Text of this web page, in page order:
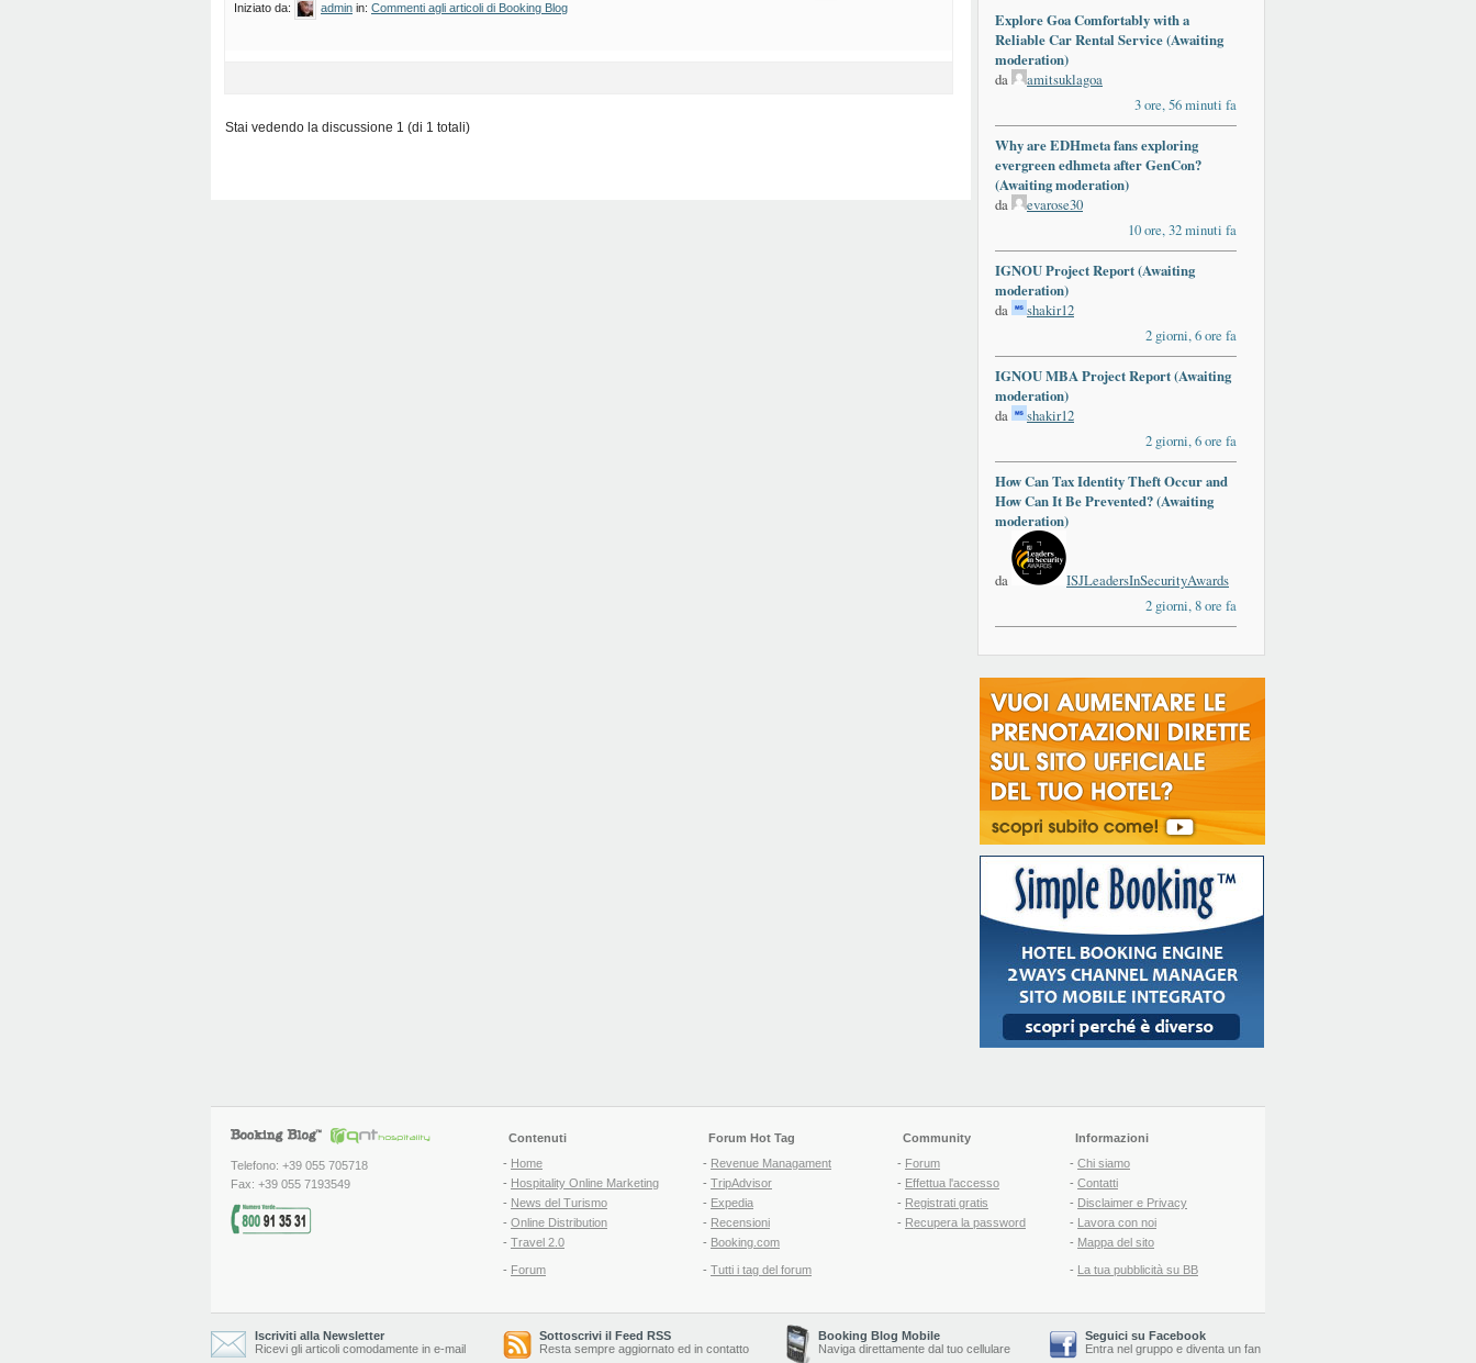
Iniziato da: admin in: Commenti agli articoli di Booking Blog
Stai vedendo la discussione 1 (di 1 totali)
Explore Goa Comfortably with a
Reliable Car Rental Service (Awaiting
moderation)
da
amitsuklagoa
3 ore, 56 minuti fa
Why are EDHmeta fans exploring
evergreen edhmeta after GenCon?
(Awaiting moderation)
da
evarose30
10 ore, 32 minuti fa
IGNOU Project Report (Awaiting
moderation)
da
shakir12
2 giorni, 6 ore fa
IGNOU MBA Project Report (Awaiting
moderation)
da
shakir12
2 giorni, 6 ore fa
How Can Tax Identity Theft Occur and
How Can It Be Prevented? (Awaiting
moderation)
da
ISJLeadersInSecurityAwards
2 giorni, 8 ore fa
Telefono: +39 055 705718
Fax: +39 055 7193549
Contenuti
- Home
- Hospitality Online Marketing
- News del Turismo
- Online Distribution
- Travel 2.0
- Forum
Forum Hot Tag
- Revenue Managament
- TripAdvisor
- Expedia
- Recensioni
- Booking.com
- Tutti i tag del forum
Community
- Forum
- Effettua l'accesso
- Registrati gratis
- Recupera la password
Informazioni
- Chi siamo
- Contatti
- Disclaimer e Privacy
- Lavora con noi
- Mappa del sito
- La tua pubblicità su BB
Iscriviti alla Newsletter
Ricevi gli articoli comodamente in e-mail
Sottoscrivi il Feed RSS
Resta sempre aggiornato ed in contatto
Booking Blog Mobile
Naviga direttamente dal tuo cellulare
Seguici su Facebook
Entra nel gruppo e diventa un fan